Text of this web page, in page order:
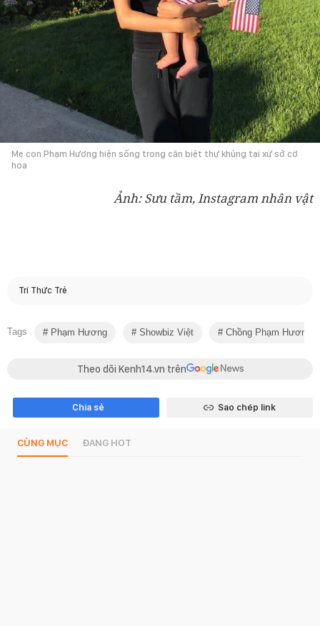
Mẹ con Phạm Hương hiện sống trong căn biệt thự khủng tại xứ sở cờ
hoa
Ảnh: Sưu tầm, Instagram nhân vật
Trí Thức Trẻ
Tags Phạm Hương Showbiz Việt Chồng Phạm Hương
Theo dõi Kenh14.vn trên
Chia sẻ Sao chép link
CÙNG MỤC ĐANG HOT